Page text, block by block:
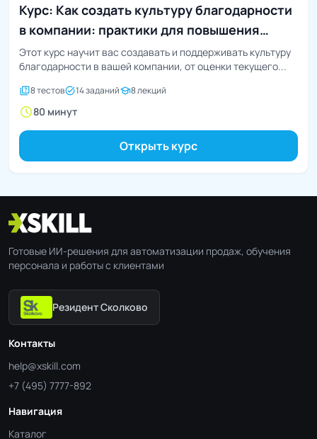
Курс: Как создать культуру благодарности
в компании: практики для повышения
лояльности
Этот курс научит вас создавать и поддерживать культуру
благодарности в вашей компании, от оценки текущего...
quiz8 тестовtask_alt14 заданийschool8 лекций
schedule80 минут
Открыть курс
Готовые ИИ-решения для автоматизации продаж, обучения
персонала и работы с клиентами
Резидент Сколково
Контакты
help@xskill.com
+7 (495) 7777-892
Навигация
Каталог